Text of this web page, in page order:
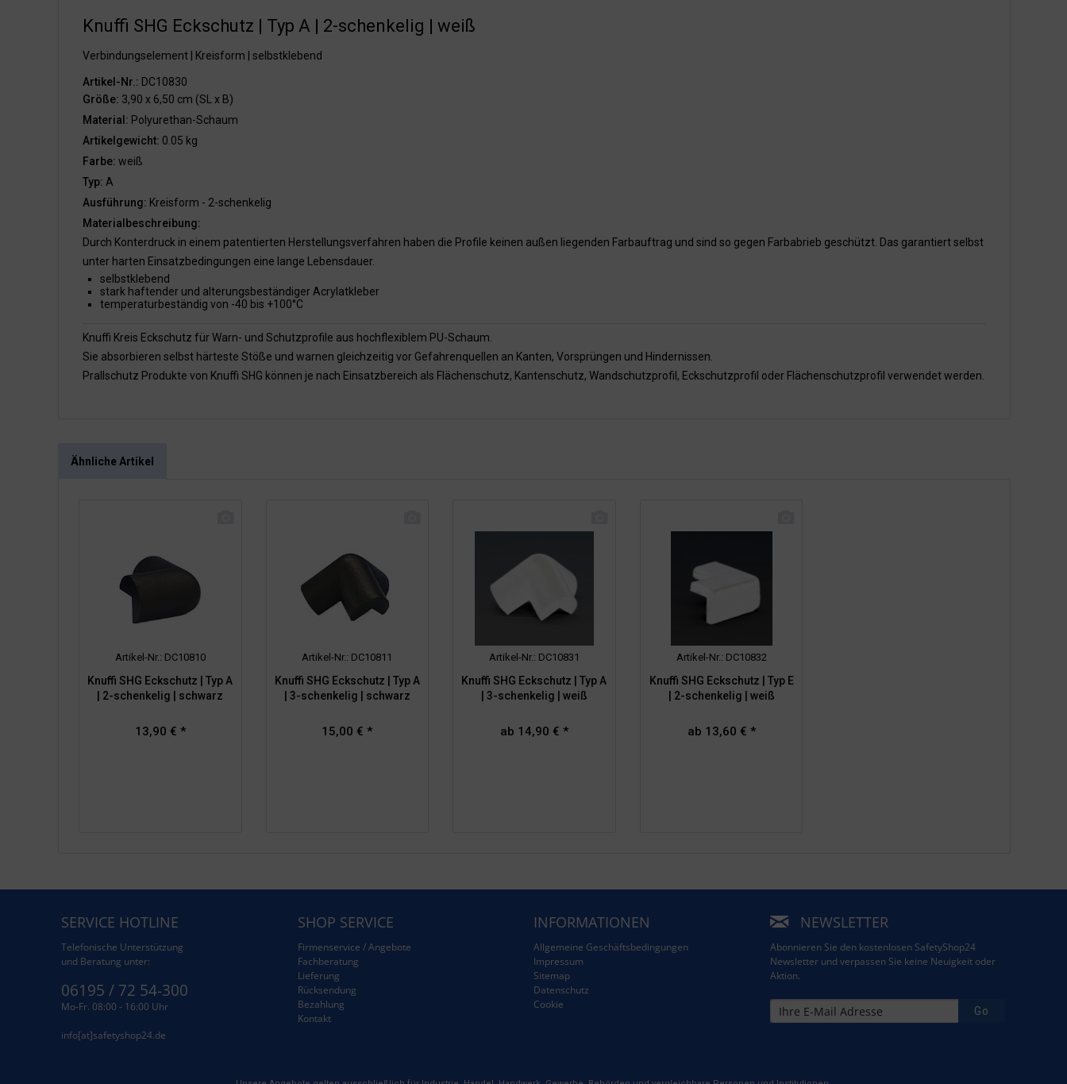
Knuffi SHG Eckschutz | Typ A | 2-schenkelig | weiß
Verbindungselement | Kreisform | selbstklebend
Artikel-Nr.: DC10830
Größe: 3,90 x 6,50 cm (SL x B)
Material: Polyurethan-Schaum
Artikelgewicht: 0.05 kg
Farbe: weiß
Typ: A
Ausführung: Kreisform - 2-schenkelig
Materialbeschreibung:
Durch Konterdruck in einem patentierten Herstellungsverfahren haben die Profile keinen außen liegenden Farbauftrag und sind so gegen Farbabrieb geschützt. Das garantiert selbst
unter harten Einsatzbedingungen eine lange Lebensdauer.
selbstklebend
stark haftender und alterungsbeständiger Acrylatkleber
temperaturbeständig von -40 bis +100°C
Knuffi Kreis Eckschutz für Warn- und Schutzprofile aus hochflexiblem PU-Schaum.
Sie absorbieren selbst härteste Stöße und warnen gleichzeitig vor Gefahrenquellen an Kanten, Vorsprüngen und Hindernissen.
Prallschutz Produkte von Knuffi SHG können je nach Einsatzbereich als Flächenschutz, Kantenschutz, Wandschutzprofil, Eckschutzprofil oder Flächenschutzprofil verwendet werden.
Ähnliche Artikel
Artikel-Nr.: DC10810
Knuffi SHG Eckschutz | Typ A
| 2-schenkelig | schwarz
13,90 € *
Artikel-Nr.: DC10811
Knuffi SHG Eckschutz | Typ A
| 3-schenkelig | schwarz
15,00 € *
Artikel-Nr.: DC10831
Knuffi SHG Eckschutz | Typ A
| 3-schenkelig | weiß
ab 14,90 € *
Artikel-Nr.: DC10832
Knuffi SHG Eckschutz | Typ E
| 2-schenkelig | weiß
ab 13,60 € *
SERVICE HOTLINE
Telefonische Unterstützung
und Beratung unter:
06195 / 72 54-300
Mo-Fr. 08:00 - 16:00 Uhr
info[at]safetyshop24.de
SHOP SERVICE
Firmenservice / Angebote
Fachberatung
Lieferung
Rücksendung
Bezahlung
Kontakt
INFORMATIONEN
Allgemeine Geschäftsbedingungen
Impressum
Sitemap
Datenschutz
Cookie
NEWSLETTER
Abonnieren Sie den kostenlosen SafetyShop24
Newsletter und verpassen Sie keine Neuigkeit oder
Aktion.
Go